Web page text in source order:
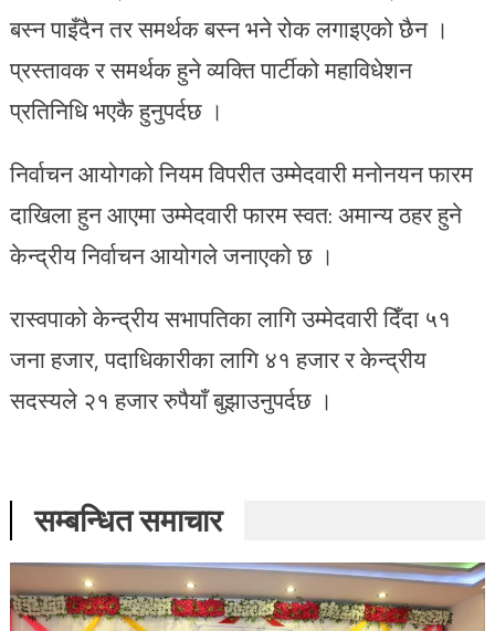
बस्न पाइँदैन तर समर्थक बस्न भने रोक लगाइएको छैन ।
प्रस्तावक र समर्थक हुने व्यक्ति पार्टीको महाविधेशन
प्रतिनिधि भएकै हुनुपर्दछ ।
निर्वाचन आयोगको नियम विपरीत उम्मेदवारी मनोनयन फारम
दाखिला हुन आएमा उम्मेदवारी फारम स्वत: अमान्य ठहर हुने
केन्द्रीय निर्वाचन आयोगले जनाएको छ ।
रास्वपाको केन्द्रीय सभापतिका लागि उम्मेदवारी दिँदा ५१
जना हजार, पदाधिकारीका लागि ४१ हजार र केन्द्रीय
सदस्यले २१ हजार रुपैयाँ बुझाउनुपर्दछ ।
सम्बन्धित समाचार